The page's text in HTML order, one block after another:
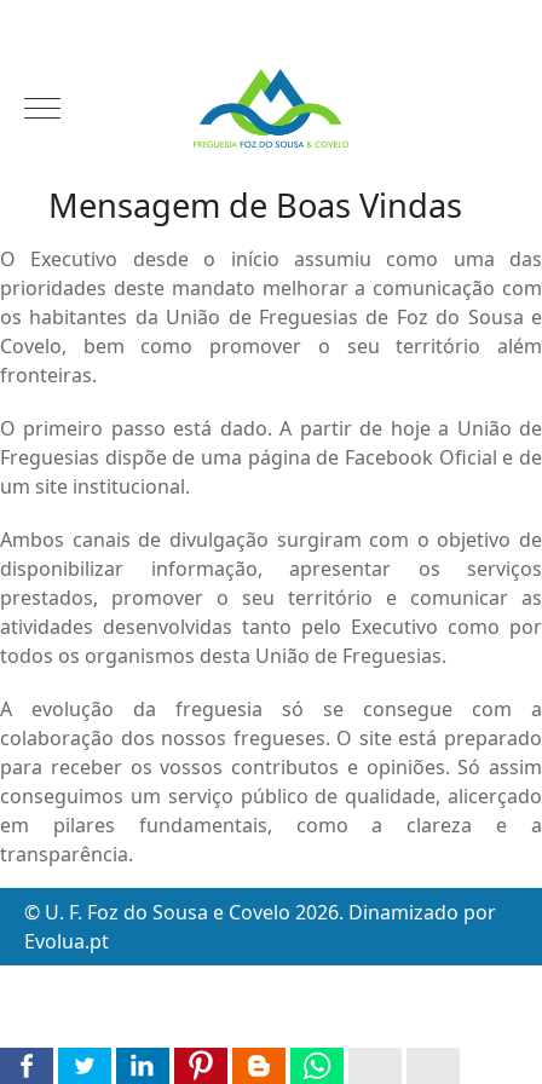
Mensagem de Boas Vindas
O Executivo desde o início assumiu como uma das
prioridades deste mandato melhorar a comunicação com
os habitantes da União de Freguesias de Foz do Sousa e
Covelo, bem como promover o seu território além
fronteiras.
O primeiro passo está dado. A partir de hoje a União de
Freguesias dispõe de uma página de Facebook Oficial e de
um site institucional.
Ambos canais de divulgação surgiram com o objetivo de
disponibilizar informação, apresentar os serviços
prestados, promover o seu território e comunicar as
atividades desenvolvidas tanto pelo Executivo como por
todos os organismos desta União de Freguesias.
A evolução da freguesia só se consegue com a
colaboração dos nossos fregueses. O site está preparado
para receber os vossos contributos e opiniões. Só assim
conseguimos um serviço público de qualidade, alicerçado
em pilares fundamentais, como a clareza e a
transparência.
© U. F. Foz do Sousa e Covelo 2026. Dinamizado por
Evolua.pt